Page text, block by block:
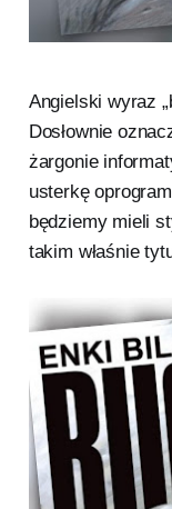
Angielski wyraz
Dosłownie
żargonie
usterkę
będziemy mieli
takim właśnie